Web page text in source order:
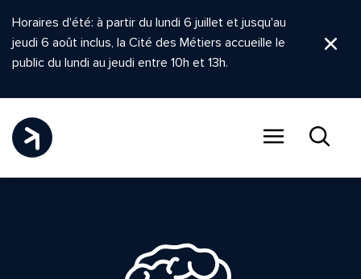
Horaires d'été: à partir du lundi 6 juillet et jusqu'au
jeudi 6 août inclus, la Cité des Métiers accueille le
public du lundi au jeudi entre 10h et 13h.